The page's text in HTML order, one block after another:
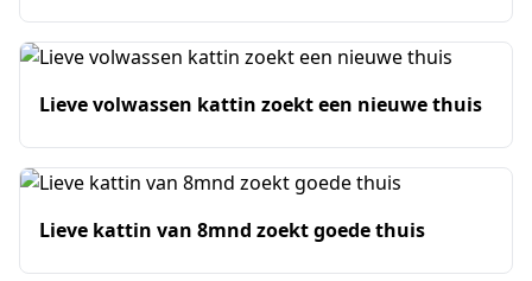
Lieve volwassen kattin zoekt een nieuwe thuis
Lieve kattin van 8mnd zoekt goede thuis